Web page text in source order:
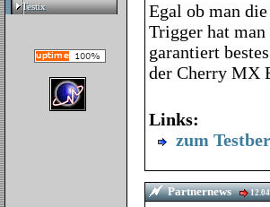
Testix
Testix
Egal ob man
Trigger hat
garantiert
der Cherry MX
Links:
zum
Partnernews